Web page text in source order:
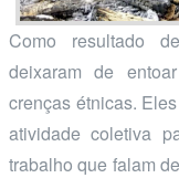
Como resultado
deixaram de
crenças étnicas.
atividade coletiva
trabalho que falam